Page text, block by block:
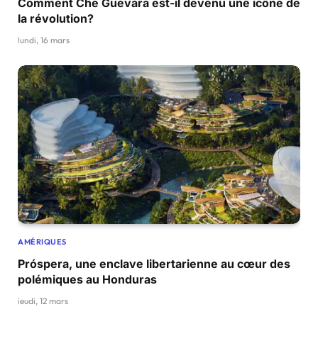
Comment Che Guevara est-il devenu une icône de
la révolution?
lundi, 16 mars
AMÉRIQUES
Próspera, une enclave libertarienne au cœur des
polémiques au Honduras
jeudi, 12 mars